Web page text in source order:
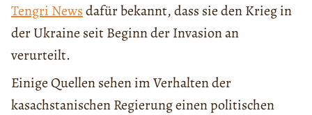
Tengri Newsdafür bekannt, dass sie den Krieg in
der Ukraine seit Beginn der Invasion an
verurteilt.
Einige Quellen sehen im Verhalten der
kasachstanischen Regierung einen politischen